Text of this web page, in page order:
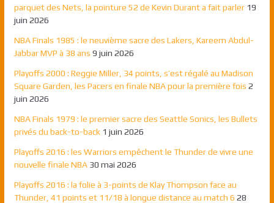
parquet des Nets, la pointure 52 de Kevin Durant a fait parler 19
juin 2026
NBA Finals 1985 : le neuvième sacre des Lakers, Kareem Abdul-
Jabbar MVP à 38 ans 9 juin 2026
Playoffs 2000 : Reggie Miller, 34 points, s’est régalé au Madison
Square Garden, les Pacers en finale NBA pour la première fois 2
juin 2026
NBA Finals 1979 : le premier sacre des Seattle Sonics, les Bullets
privés du back-to-back 1 juin 2026
Playoffs 2016 : les Warriors empêchent le Thunder de vivre une
nouvelle finale NBA 30 mai 2026
Playoffs 2016 : la folie à 3-points de Klay Thompson face au
Thunder, 41 points et 11/18 à longue distance au match 6 28